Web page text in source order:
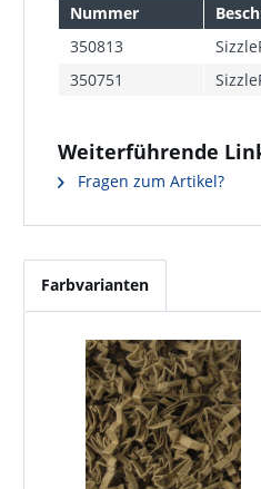
Nummer
350813
350751
Weiterführende
Fragen zum Artikel?
Farbvarianten